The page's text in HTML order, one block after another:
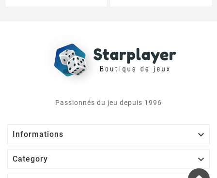
Passionnés du jeu depuis 1996
Informations 
Category 